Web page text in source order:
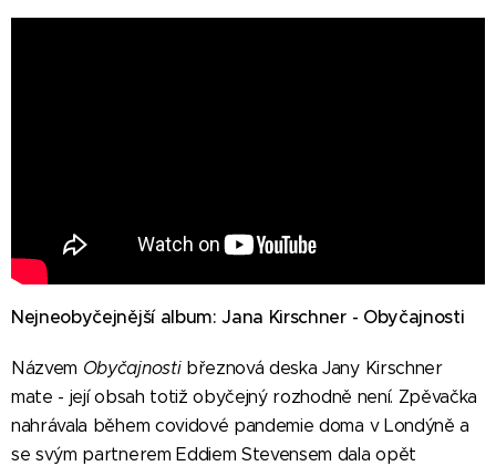
Nejneobyčejnější album: Jana Kirschner - Obyčajnosti
Názvem Obyčajnosti březnová deska Jany Kirschner
mate - její obsah totiž obyčejný rozhodně není. Zpěvačka
nahrávala během covidové pandemie doma v Londýně a
se svým partnerem Eddiem Stevensem dala opět